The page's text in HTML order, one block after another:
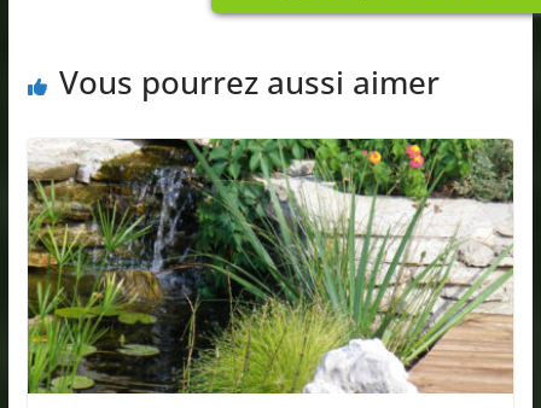
Vous pourrez aussi aimer